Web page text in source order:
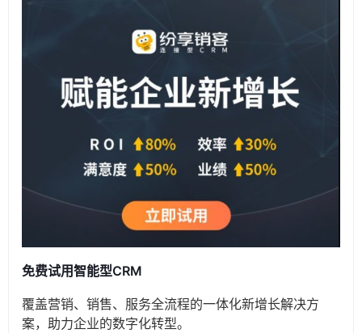
免费试用智能型CRM
覆盖营销、销售、服务全流程的一体化新增长解决方
案，助力企业的数字化转型。